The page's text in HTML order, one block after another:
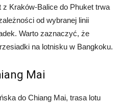
z Kraków-Balice do Phuket trwa
od wybranej linii
Warto zaznaczyć, że
na lotnisku w Bangkoku.
Mai
do Chiang Mai, trasa lotu